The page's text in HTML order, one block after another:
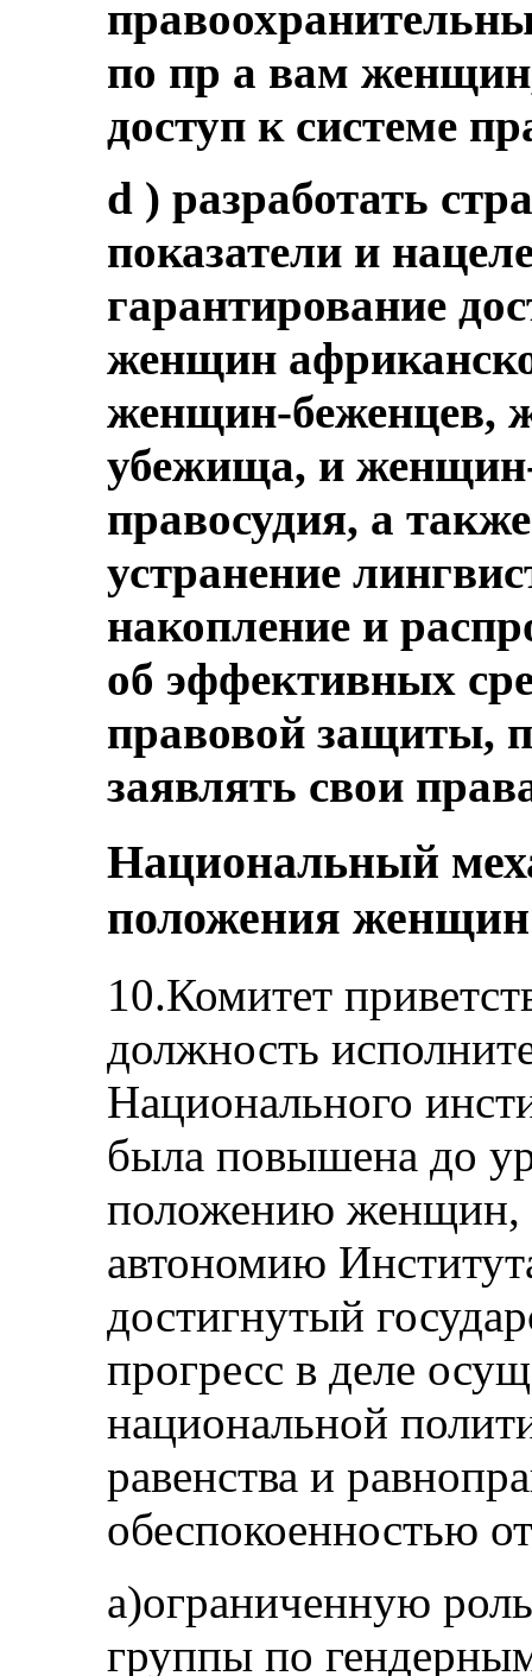
по пр а вам
доступ к системе
d ) разработать
показатели и
гарантирование
женщин
женщин-
убежища, и
правосудия, а
устранение
накопление и
об эффективных
правовой защиты,
заявлять свои
Национальный
положения женщин
10.Комитет
должность
Национального
была повышена до
положению женщин,
автономию
достигнутый
прогресс в деле
национальной
равенства и
обеспокоенностью
a)ограниченную
группы по